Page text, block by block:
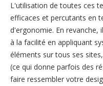
L'utilisation de toutes ces
efficaces et percutants en
d'ergonomie. En revanche,
à la facilité en appliquant
éléments sur tous ses
(ce qui donne parfois des
faire ressembler votre